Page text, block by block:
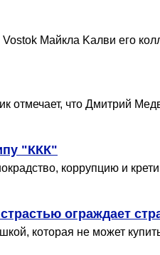
Майкла Kалви его
что Дмитрий
"ККК"
коррупцию и
ограждает
которая не может